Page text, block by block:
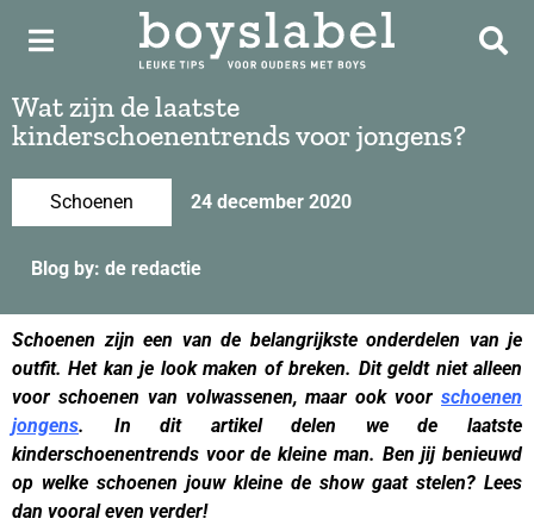
Wat zijn de laatste
kinderschoenentrends voor jongens?
Schoenen 24 december 2020
Blog by: de redactie
Schoenen zijn een van de belangrijkste onderdelen van je
outfit. Het kan je look maken of breken. Dit geldt niet alleen
voor schoenen van volwassenen, maar ook voor schoenen
jongens. In dit artikel delen we de laatste
kinderschoenentrends voor de kleine man. Ben jij benieuwd
op welke schoenen jouw kleine de show gaat stelen? Lees
dan vooral even verder!